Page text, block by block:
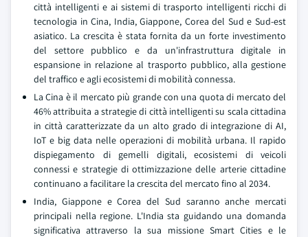
città intelligenti e ai sistemi di trasporto intelligenti ricchi di
tecnologia in Cina, India, Giappone, Corea del Sud e Sud-est
asiatico. La crescita è stata fornita da un forte investimento
del settore pubblico e da un'infrastruttura digitale in
espansione in relazione al trasporto pubblico, alla gestione
del traffico e agli ecosistemi di mobilità connessa.
La Cina è il mercato più grande con una quota di mercato del
46% attribuita a strategie di città intelligenti su scala cittadina
in città caratterizzate da un alto grado di integrazione di AI,
IoT e big data nelle operazioni di mobilità urbana. Il rapido
dispiegamento di gemelli digitali, ecosistemi di veicoli
connessi e strategie di ottimizzazione delle arterie cittadine
continuano a facilitare la crescita del mercato fino al 2034.
India, Giappone e Corea del Sud saranno anche mercati
principali nella regione. L'India sta guidando una domanda
significativa attraverso la sua missione Smart Cities e le